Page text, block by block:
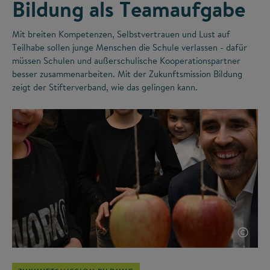
Bildung als Teamaufgabe
Mit breiten Kompetenzen, Selbstvertrauen und Lust auf
Teilhabe sollen junge Menschen die Schule verlassen - dafür
müssen Schulen und außerschulische Kooperationspartner
besser zusammenarbeiten. Mit der Zukunftsmission Bildung
zeigt der Stifterverband, wie das gelingen kann.
©